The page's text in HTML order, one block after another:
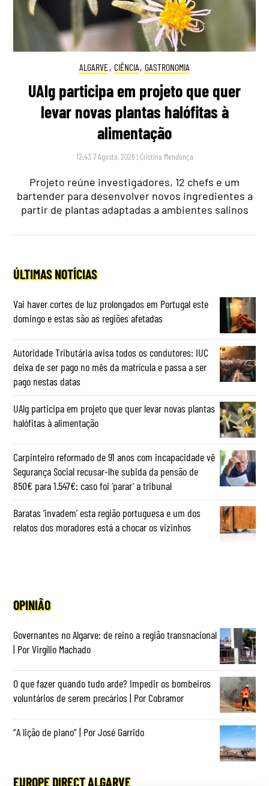
ALGARVE, CIÊNCIA, GASTRONOMIA
UAlg participa em projeto que quer
levar novas plantas halófitas à
alimentação
12:43 7 Agosto, 2026 | Cristina Mendonça
Projeto reúne investigadores, 12 chefs e um
bartender para desenvolver novos ingredientes a
partir de plantas adaptadas a ambientes salinos
ÚLTIMAS NOTÍCIAS
Vai haver cortes de luz prolongados em Portugal este
domingo e estas são as regiões afetadas
Autoridade Tributária avisa todos os condutores: IUC
deixa de ser pago no mês da matrícula e passa a ser
pago nestas datas
UAlg participa em projeto que quer levar novas plantas
halófitas à alimentação
Carpinteiro reformado de 91 anos com incapacidade vê
Segurança Social recusar-lhe subida da pensão de
850€ para 1.547€: caso foi ‘parar’ a tribunal
Baratas ‘invadem’ esta região portuguesa e um dos
relatos dos moradores está a chocar os vizinhos
OPINIÃO
Governantes no Algarve: de reino a região transnacional
| Por Virgílio Machado
O que fazer quando tudo arde? Impedir os bombeiros
voluntários de serem precários | Por Cobramor
“A lição de piano” | Por José Garrido
EUROPE DIRECT ALGARVE